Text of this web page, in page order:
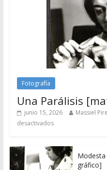
Fotografía
Una Parálisis
junio 15, 2026 Massiel
desactivados
gráfico]